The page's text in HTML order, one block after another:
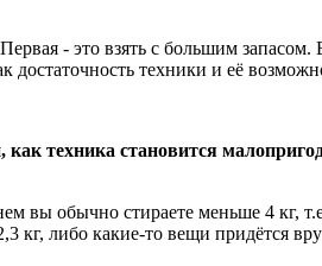
- это взять с большим
достаточность техники и её
техника становится
обычно стираете меньше 4 кг,
кг, либо какие-то вещи придётся